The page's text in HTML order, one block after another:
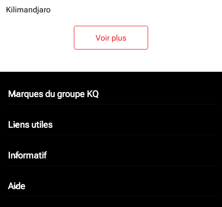
Kilimandjaro
Voir plus
Marques du groupe KQ
keyboard_arrow_down
Liens utiles
keyboard_arrow_down
Informatif
keyboard_arrow_down
Aide
keyboard_arrow_down